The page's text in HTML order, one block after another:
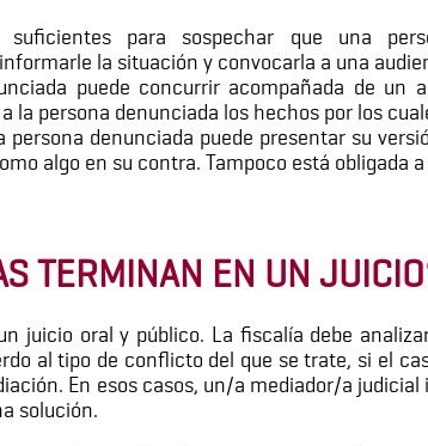
suficientes para sospechar que una
la situación y convocarla a una
puede concurrir acompañada de un
la persona denunciada los hechos por los
denunciada puede presentar su
algo en su contra. Tampoco está obligada
TERMINAN EN UN
juicio oral y público. La fiscalía debe
al tipo de conflicto del que se trate, si el
En esos casos, un/a mediador/a
solución.